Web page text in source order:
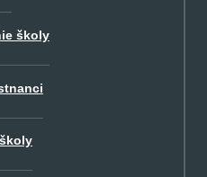
školy